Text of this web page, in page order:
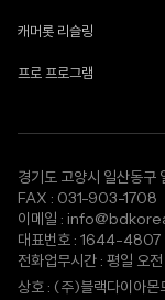
캐머롯 리슬링
프로 프로그램
경기도 고양시 일산동
FAX : 031-903-1708
이메일 :
대표번호 : 1644-4807
전화업무시간 : 평일 오전
상호 : (주)블랙다이아몬